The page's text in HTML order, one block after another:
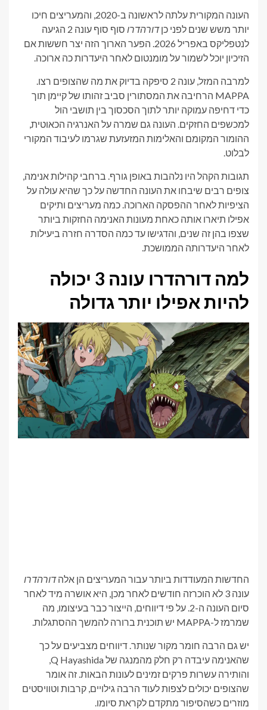
העונה המקורית עלתה לראשונה ב-2020, והמעריצים חיכו
יותר משש שנים לפני כןדורהדרו
סוף סוף עונה 2 הגיעה
לנטפליקס באפריל 2026. הפער הארוך הזה יצר חששות אם
הזיכיון יוכל לשמור על מומנטום לאחר היעדרות כה ארוכה.
למרבה המזל, עונה 2 סיפקה בדיוק את מה שהצופים רצו.
MAPPA הרחיבה את המסתורין סביב זהותו של קיימן תוך
כדי דחיפה עמוקה יותר לתוך הסכסוך בין תושבי הול
למכשפים החזקים. העונה גם שמרה על האנרגיה הכאוטית,
ההומור המקומם והאלימות המזעזעת שגרמו לעיבוד המקורי
לבלוט.
תגובות הקהל היו נלהבות באופן גורף. ברחבי קהילות אנימה,
צופים רבים שיבחו את העונה החדשה על כך שהיא עולה על
הציפיות לאחר ההפסקה הארוכה. כמה מעריצים ותיקים
אפילו תיארו אותה כאחת מעונות האנימה החזקות ביותר
שצפו בהן זה שנים, והדגישו עד כמה הסדרה חזרה ביעילות
לאחר היעדרותה הממושכת.
למה דורהדרו עונה 3 יכולה
להיות אפילו יותר גדולה
החדשות המעודדות ביותר עבור המעריצים הן אלהדורהדרו
עונה 3 לא הוכרזה חודשים לאחר מכן, היא אושרה מיד לאחר
סיום העונה ה-2. על פי דיווחים, הייצור כבר בעיצומו, מה
שמרמז ל-MAPPA יש תוכנית ברורה להמשך ההסתגלות.
יש גם הרבה חומר מקור שנותר. דיווחים מצביעים על כך
שהאנימה עיבדה רק חלק מהמנגה של Q Hayashida,
והותירה עשרות פרקים זמינים לעונות הבאות. זה אומר
שהצופים יכולים לצפות לעוד הרבה גילויים, קרבות וטוויסטים
מוזרים כשהסיפור מתקדם לקראת סיומו.